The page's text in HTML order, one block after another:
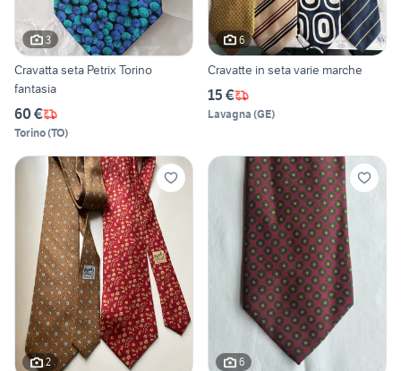
3
Cravatta seta Petrix Torino
fantasia
60 €
Torino(TO)
6
Cravatte in seta varie marche
15 €
Lavagna (GE)
2 6